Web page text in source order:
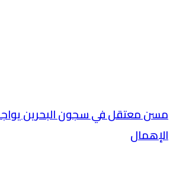
مسن معتقل في سجون البحرين
الإهمال